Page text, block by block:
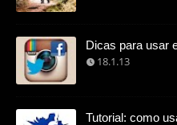
Dicas para usar
18.1.13
Tutorial: como